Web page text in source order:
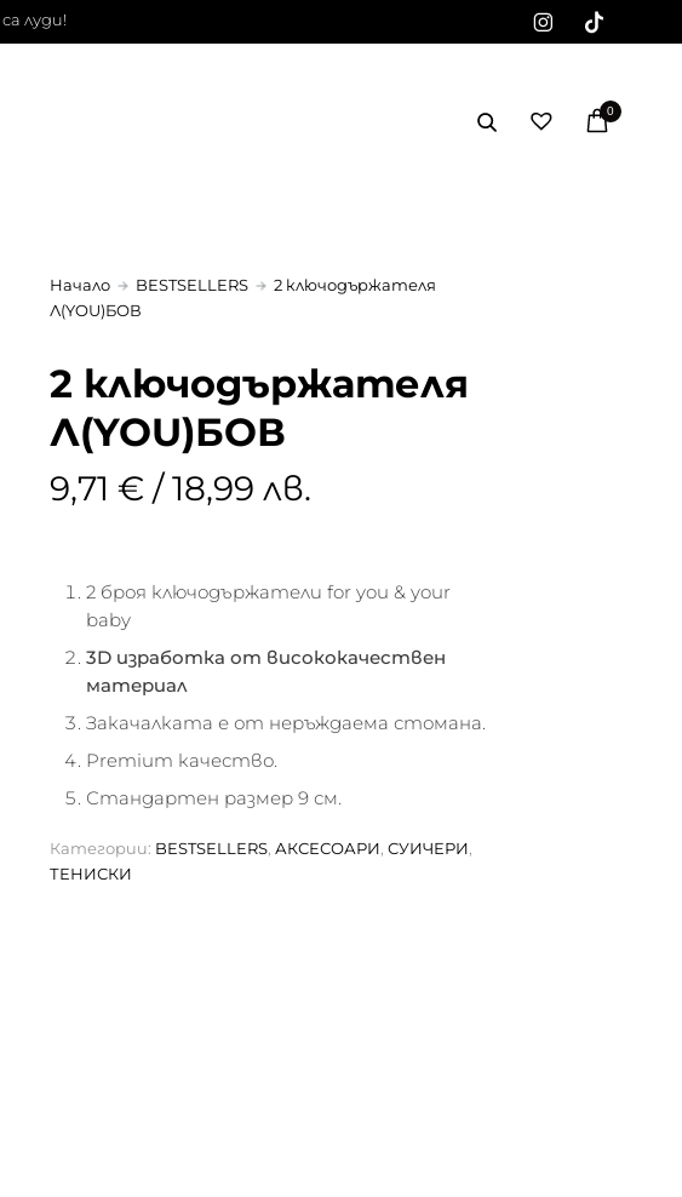
луди!
0
Начало BESTSELLERS
2 ключодържателя
Л(YOU)БОВ
2 ключодържателя
Л(YOU)БОВ
9,71 € / 18,99 лв.
2 броя ключодържатели for you & your
baby
3D изработка от висококачествен
материал
Закачалката е от неръждаема стомана.
Premium качество.
Стандартен размер 9 см.
Категории: BESTSELLERS,АКСЕСОАРИ,СУИЧЕРИ,
ТЕНИСКИ